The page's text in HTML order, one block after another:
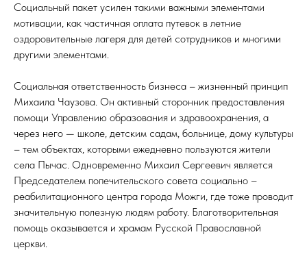
Социальный пакет усилен такими важными элементами
мотивации, как частичная оплата путевок в летние
оздоровительные лагеря для детей сотрудников и многими
другими элементами.
Социальная ответственность бизнеса – жизненный принцип
Михаила Чаузова. Он активный сторонник предоставления
помощи Управлению образования и здравоохранения, а
через него — школе, детским садам, больнице, дому культуры
– тем объектах, которыми ежедневно пользуются жители
села Пычас. Одновременно Михаил Сергеевич является
Председателем попечительского совета социально –
реабилитационного центра города Можги, где тоже проводит
значительную полезную людям работу. Благотворительная
помощь оказывается и храмам Русской Православной
церкви.